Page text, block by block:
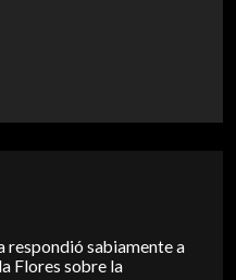
respondió sabiamente a
Flores sobre la